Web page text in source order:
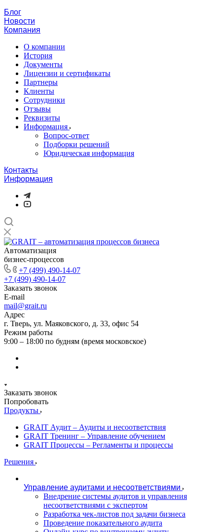
Блог
Новости
Компания
О компании
История
Документы
Лицензии и сертификаты
Партнеры
Клиенты
Сотрудники
Отзывы
Реквизиты
Информация
Вопрос-ответ
Подборки решений
Юридическая информация
Контакты
Информация
Автоматизация
бизнес-процессов
+7 (499) 490-14-07
+7 (499) 490-14-07
Заказать звонок
E-mail
mail@grait.ru
Адрес
г. Тверь, ул. Маяковского, д. 33, офис 54
Режим работы
9:00 – 18:00 по будням (время московское)
Заказать звонок
Попробовать
Продукты
GRAIT Аудит – Аудиты и несоответствия
GRAIT Тренинг – Управление обучением
GRAIT Процессы – Регламенты и процессы
Решения
Управление аудитами и несоответствиями
Внедрение системы аудитов и управления
несоответствиями с экспертом
Разработка чек-листов под задачи бизнеса
Проведение показательного аудита